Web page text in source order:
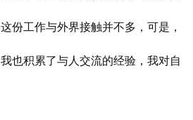
份工作与外界接触并不多，可是，
也积累了与人交流的经验，我对自